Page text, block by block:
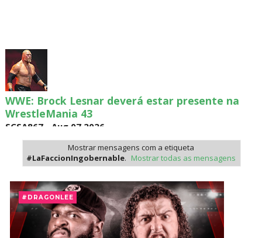
WWE: Brock Lesnar deverá estar presente na
WrestleMania 43
SCSA867- Aug 07 2026
WWE: Netflix censura segmento entre Becky
Lynch e Liv Morgan no Raw
SCSA867-Aug 07 2026
Mostrar mensagens com a etiqueta
#LaFaccionIngobernable. Mostrar todas as mensagens
#DRAGONLEE